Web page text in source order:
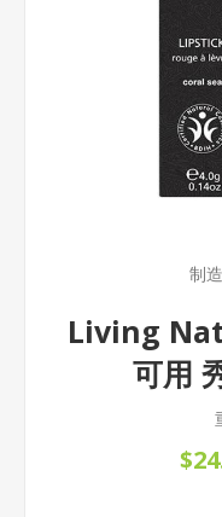
制
Living
可用